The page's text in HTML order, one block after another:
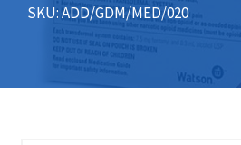
SKU: ADD/GDM/MED/020